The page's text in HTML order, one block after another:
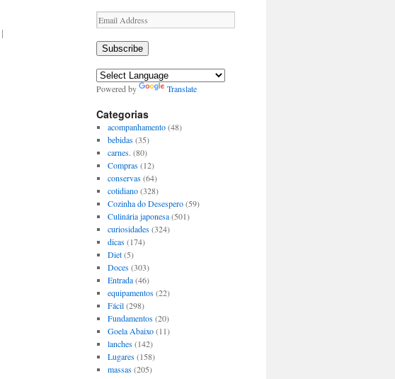
|
Email
Address
Subscribe
Powered by Translate
Categorias
acompanhamento(48)
bebidas(35)
carnes. (80)
Compras(12)
conservas(64)
cotidiano(328)
Cozinha do Desespero(59)
Culinária japonesa(501)
curiosidades(324)
dicas(174)
Diet(5)
Doces(303)
Entrada(46)
equipamentos(22)
Fácil(298)
Fundamentos(20)
Goela Abaixo(11)
lanches(142)
Lugares(158)
massas(205)